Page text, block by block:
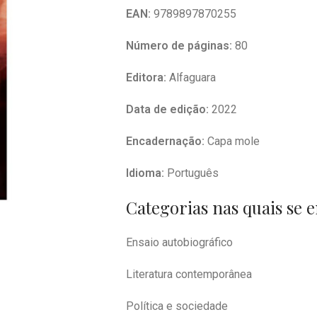
EAN: 9789897870255
Número de páginas: 80
Editora: Alfaguara
Data de edição: 2022
Encadernação: Capa mole
Idioma: Português
Categorias nas quais se
Ensaio autobiográfico
Literatura contemporânea
Política e sociedade